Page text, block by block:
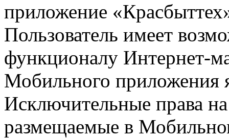
приложение
Пользователь имеет
функционалу Интернет-
Мобильного приложения
Исключительные права
размещаемые в